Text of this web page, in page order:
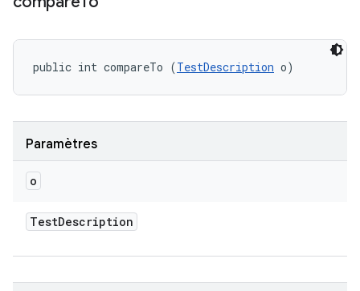
public int compareTo (TestDescription o)
Paramètres
o
TestDescription